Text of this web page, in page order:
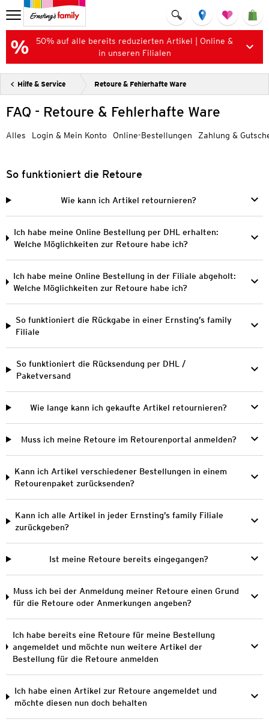
50% auf alle bereits reduzierten Artikel | Online &
in unseren Filialen
Hilfe & Service Retoure & Fehlerhafte Ware
FAQ - Retoure & Fehlerhafte Ware
Alles Login & Mein Konto Online-Bestellungen Zahlung &
So funktioniert die Retoure
Wie kann ich Artikel retournieren?
Ich habe meine Online Bestellung per DHL erhalten:
Welche Möglichkeiten zur Retoure habe ich?
Ich habe meine Online Bestellung in der Filiale abgeholt:
Welche Möglichkeiten zur Retoure habe ich?
So funktioniert die Rückgabe in einer Ernsting’s family
Filiale
So funktioniert die Rücksendung per DHL /
Paketversand
Wie lange kann ich gekaufte Artikel retournieren?
Muss ich meine Retoure im Retourenportal anmelden?
Kann ich Artikel verschiedener Bestellungen in einem
Retourenpaket zurücksenden?
Kann ich alle Artikel in jeder Ernsting’s family Filiale
zurückgeben?
Ist meine Retoure bereits eingegangen?
Muss ich bei der Anmeldung meiner Retoure einen Grund
für die Retoure oder Anmerkungen angeben?
Ich habe bereits eine Retoure für meine Bestellung
angemeldet und möchte nun weitere Artikel der
Bestellung für die Retoure anmelden
Ich habe einen Artikel zur Retoure angemeldet und
möchte diesen nun doch behalten